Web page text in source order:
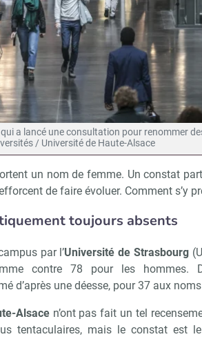
a lancé une consultation pour renommer
/ Université de Haute-Alsace
un nom de femme. Un constat
de faire évoluer. Comment s’y
toujours absents
par l’Université de Strasbourg
contre 78 pour les hommes.
d’après une déesse, pour 37 aux
Alsacen’ont pas fait un tel
tentaculaires, mais le constat est